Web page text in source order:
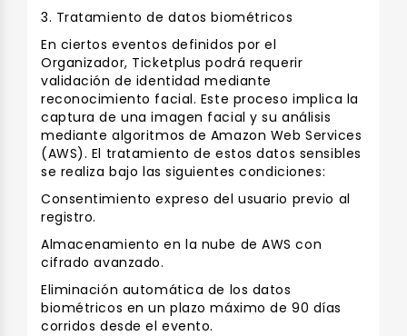
3. Tratamiento de datos biométricos
En ciertos eventos definidos por el
Organizador, Ticketplus podrá requerir
validación de identidad mediante
reconocimiento facial. Este proceso implica la
captura de una imagen facial y su análisis
mediante algoritmos de Amazon Web Services
(AWS). El tratamiento de estos datos sensibles
se realiza bajo las siguientes condiciones:
Consentimiento expreso del usuario previo al
registro.
Almacenamiento en la nube de AWS con
cifrado avanzado.
Eliminación automática de los datos
biométricos en un plazo máximo de 90 días
corridos desde el evento.